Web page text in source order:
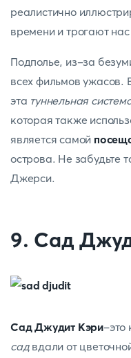
реалистично
времени и трогают
Подполье, из-за
всех фильмов ужасов.
эта туннельная
которая также
является самой
острова. Не забудьте
Джерси.
9. Сад
Сад Джудит Кэри-это
сад вдали от